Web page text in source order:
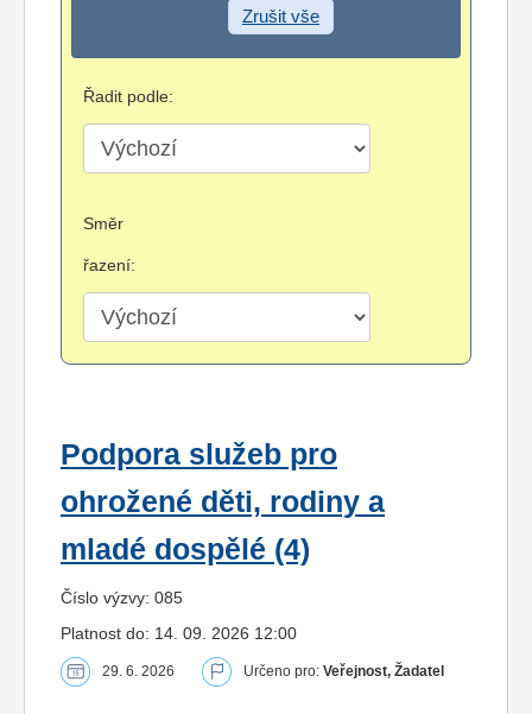
Zrušit vše
Řadit podle:
Směr
řazení:
Podpora služeb pro
ohrožené děti, rodiny a
mladé dospělé (4)
Číslo výzvy: 085
Platnost do: 14. 09. 2026 12:00
29. 6. 2026 Určeno pro: Veřejnost, Žadatel